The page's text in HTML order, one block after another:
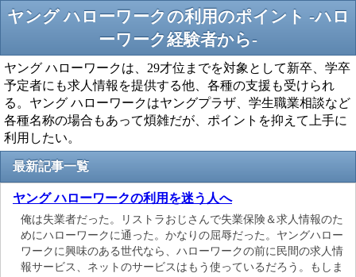
ヤング ハローワークの利用のポイント -ハロ
ーワーク経験者から-
ヤング ハローワークは、29才位までを対象として新卒、学卒
予定者にも求人情報を提供する他、各種の支援も受けられ
る。ヤング ハローワークはヤングプラザ、学生職業相談など
各種名称の場合もあって煩雑だが、ポイントを抑えて上手に
利用したい。
最新記事一覧
ヤング ハローワークの利用を迷う人へ
俺は失業者だった。リストラおじさんで失業保険＆求人情報のた
めにハローワークに通った。かなりの屈辱だった。ヤングハロー
ワークに興味のある世代なら、ハローワークの前に民間の求人情
報サービス、ネットのサービスはもう使っているだろう。もしま